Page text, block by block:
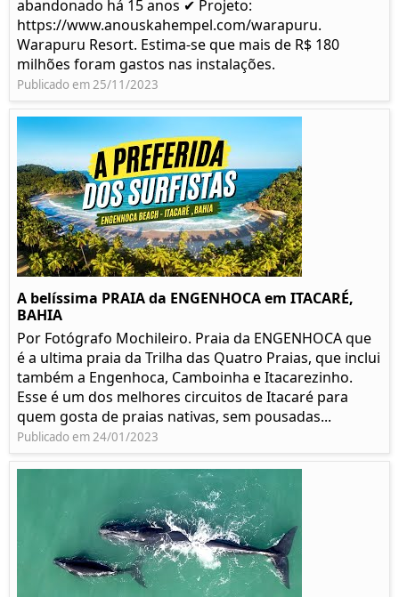
abandonado há 15 anos ✔ Projeto:
https://www.anouskahempel.com/warapuru.
Warapuru Resort. Estima-se que mais de R$ 180
milhões foram gastos nas instalações.
Publicado em 25/11/2023
A belíssima PRAIA da ENGENHOCA em ITACARÉ,
BAHIA
Por Fotógrafo Mochileiro. Praia da ENGENHOCA que
é a ultima praia da Trilha das Quatro Praias, que inclui
também a Engenhoca, Camboinha e Itacarezinho.
Esse é um dos melhores circuitos de Itacaré para
quem gosta de praias nativas, sem pousadas...
Publicado em 24/01/2023